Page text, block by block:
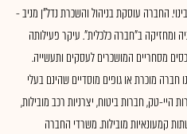
החברה עוסקת בניהול והשכרת נדל"ן מניב -
ומחזיקה ב"חברה כלכלית". עיקר פעילותה
מסחריים המושכרים לעסקים ותעשייה.
מוכרת או גופים מוסדיים שהינם בעלי
היי-טק, חברות ביטוח, יצרניות רכב מובילות,
קמעונאיות מובילות. משרדי החברה